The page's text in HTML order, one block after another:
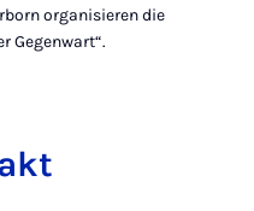
organisieren die
Gegenwart“.